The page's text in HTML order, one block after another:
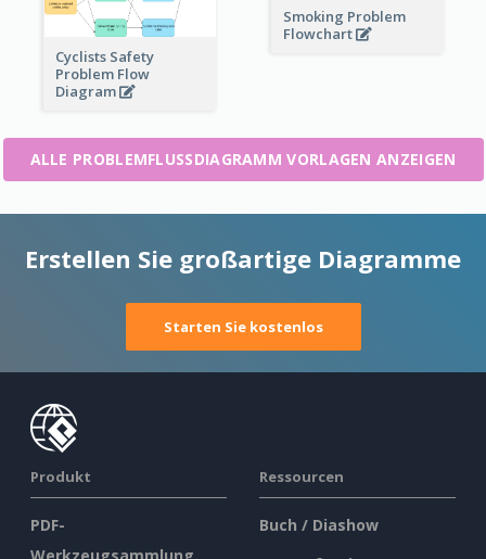
Smoking Problem
Flowchart
Cyclists Safety
Problem Flow
Diagram
ALLE PROBLEMFLUSSDIAGRAMM VORLAGEN ANZEIGEN
Erstellen Sie großartige Diagramme
Starten Sie kostenlos
Produkt
PDF-
Ressourcen
Buch / Diashow